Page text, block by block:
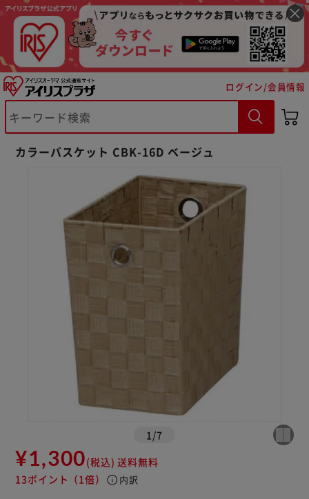
ログイン/会員情報
カラーバスケット CBK-16D ベージュ
1 /7
¥1,300(税込) 送料無料
13ポイント （1倍） info 内訳
※ご確認ください
カートに入れる 購入手続きへ